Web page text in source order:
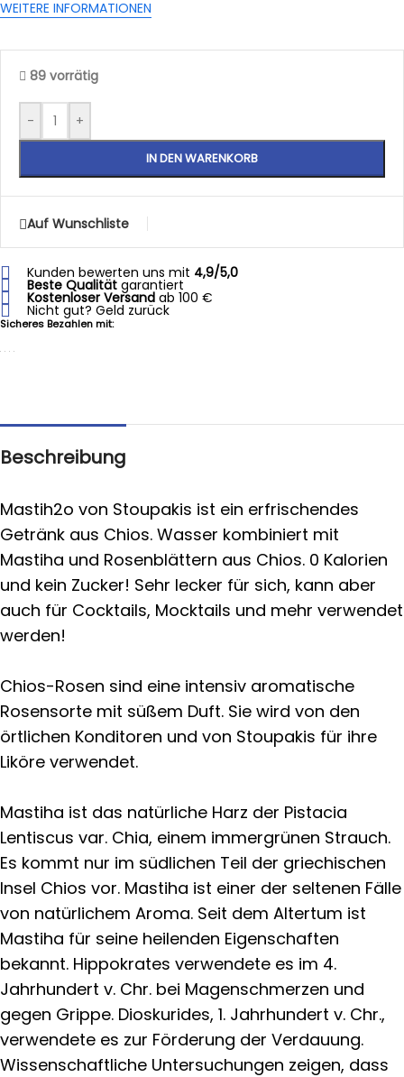
WEITERE INFORMATIONEN
89 vorrätig
- +
IN DEN WARENKORB
Auf Wunschliste
Kunden bewerten uns mit 4,9/5,0
Beste Qualität garantiert
Kostenloser Versand ab 100 €
Nicht gut? Geld zurück
Sicheres Bezahlen mit:
Beschreibung
Mastih2o von Stoupakis ist ein erfrischendes
Getränk aus Chios. Wasser kombiniert mit
Mastiha und Rosenblättern aus Chios. 0 Kalorien
und kein Zucker! Sehr lecker für sich, kann aber
auch für Cocktails, Mocktails und mehr verwendet
werden!
Chios-Rosen sind eine intensiv aromatische
Rosensorte mit süßem Duft. Sie wird von den
örtlichen Konditoren und von Stoupakis für ihre
Liköre verwendet.
Mastiha ist das natürliche Harz der Pistacia
Lentiscus var. Chia, einem immergrünen Strauch.
Es kommt nur im südlichen Teil der griechischen
Insel Chios vor. Mastiha ist einer der seltenen Fälle
von natürlichem Aroma. Seit dem Altertum ist
Mastiha für seine heilenden Eigenschaften
bekannt. Hippokrates verwendete es im 4.
Jahrhundert v. Chr. bei Magenschmerzen und
gegen Grippe. Dioskurides, 1. Jahrhundert v. Chr.,
verwendete es zur Förderung der Verdauung.
Wissenschaftliche Untersuchungen zeigen, dass